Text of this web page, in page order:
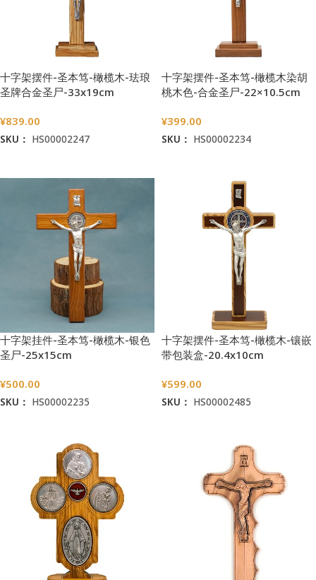
十字架摆件-圣本笃-橄榄木-珐琅
圣牌合金圣尸-33x19cm
¥839.00
SKU： HS00002247
十字架摆件-圣本笃-橄榄木染胡
桃木色-合金圣尸-22×10.5cm
¥399.00
SKU： HS00002234
十字架挂件-圣本笃-橄榄木-银色
圣尸-25x15cm
¥500.00
SKU： HS00002235
十字架摆件-圣本笃-橄榄木-镶嵌
带包装盒-20.4x10cm
¥599.00
SKU： HS00002485